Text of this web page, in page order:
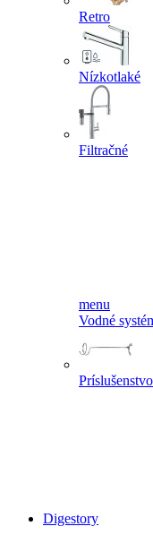
Retro
Nízkotlaké
Filtračné
menu
Vodné
Digestory